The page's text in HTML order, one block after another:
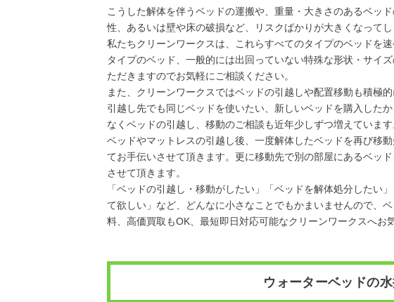
こうした解体を伴うベッドの運搬や、重量・大きさのあるベッ
性、あるいは壁や床の破損など、リスクばかりが大きくなって
私たちクリーンワークスは、これらすべてのタイプのベッドを
タイプのベッド、一般的には出回っていない特殊な形状・サイ
ただきますのでお気軽にご相談ください。
また、クリーンワークスではベッドの引越しや配置移動も積極的
引越し先でも同じベッドを使いたい、新しいベッドを購入した
なくベッドの引越し、移動のご相談も近年少しずつ増えています
ベッドやマットレスの引越し後、一度解体したベッドを再び移
てお手伝いさせて頂きます。更に移動先で別の部屋にあるベッ
させて頂きます。
「ベッドの引越し・移動がしたい」「ベッドを解体処分したい
て欲しい」など、どんなに小さなことでもかまいませんので、
料、高価買取もOK、最短即日対応可能なクリーンワークスへお
ウォーターベッドの